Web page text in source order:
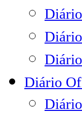
Diário